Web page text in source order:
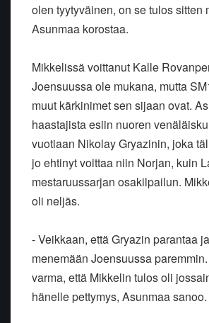
olen tyytyväinen, on se tulos sitten
Asunmaa korostaa.
Mikkelissä voittanut Kalle
Joensuussa ole mukana, mutta
muut kärkinimet sen sijaan ovat.
haastajista esiin nuoren
vuotiaan Nikolay Gryazinin, joka
jo ehtinyt voittaa niin Norjan, kuin
mestaruussarjan osakilpailun.
oli neljäs.
- Veikkaan, että Gryazin parantaa
menemään Joensuussa
varma, että Mikkelin tulos oli
hänelle pettymys, Asunmaa sanoo.